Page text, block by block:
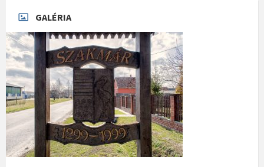
GALÉRIA